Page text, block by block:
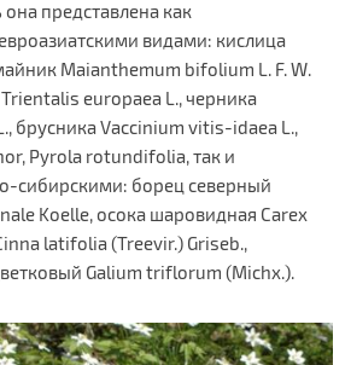
представлена как
видами: кислица
Maianthemum bifolium L. F. W.
europaea L., черника
брусника Vaccinium vitis-idaeа L.,
Pyrola rotundifolia, так и
сибирскими: борец северный
Koelle, осока шаровидная Carex
latifolia (Treevir.) Griseb.,
Galium triflorum (Michx.).